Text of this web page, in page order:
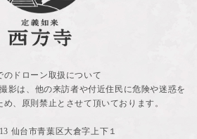
のドローン取扱について
影は、他の来訪者や付近住民に危険や迷惑を
、原則禁止とさせて頂いております。
仙台市青葉区大倉字上下１